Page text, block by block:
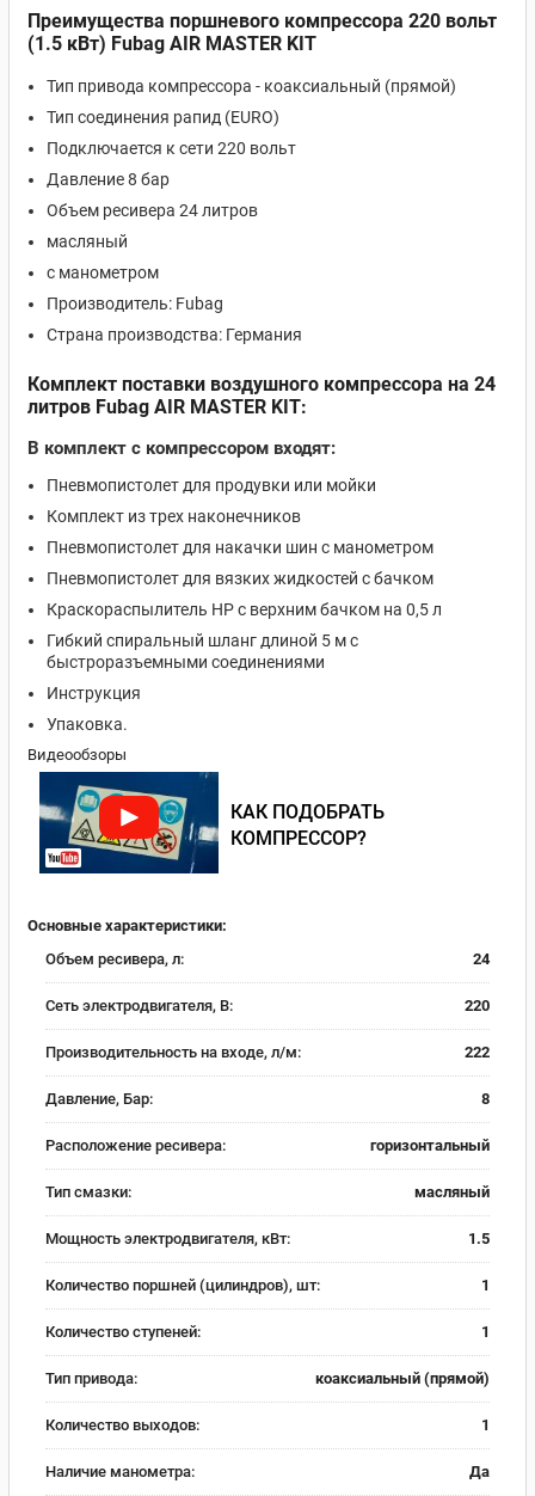
Преимущества поршневого компрессора 220 вольт
(1.5 кВт) Fubag AIR MASTER KIT
Тип привода компрессора - коаксиальный (прямой)
Тип соединения рапид (EURO)
Подключается к сети 220 вольт
Давление 8 бар
Объем ресивера 24 литров
масляный
с манометром
Производитель: Fubag
Страна производства: Германия
Комплект поставки воздушного компрессора на 24
литров Fubag AIR MASTER KIT:
В комплект с компрессором входят:
Пневмопистолет для продувки или мойки
Комплект из трех наконечников
Пневмопистолет для накачки шин с манометром
Пневмопистолет для вязких жидкостей с бачком
Краскораспылитель HP с верхним бачком на 0,5 л
Гибкий спиральный шланг длиной 5 м с
быстроразъемными соединениями
Инструкция
Упаковка.
Видеообзоры
КАК ПОДОБРАТЬ
КОМПРЕССОР?
Основные характеристики:
Объем ресивера, л:
24
Сеть электродвигателя, В: 220
Производительность на входе, л/м: 222
Давление, Бар: 8
Расположение ресивера: горизонтальный
Тип смазки: масляный
Мощность электродвигателя, кВт: 1.5
Количество поршней (цилиндров), шт: 1
Количество ступеней: 1
Тип привода: коаксиальный (прямой)
Количество выходов: 1
Наличие манометра: Да